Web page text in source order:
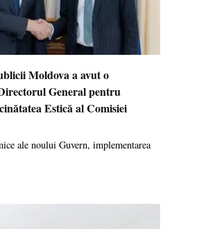
Moldova a avut o
General pentru
Estică al Comisiei
ale noului Guvern, implementarea